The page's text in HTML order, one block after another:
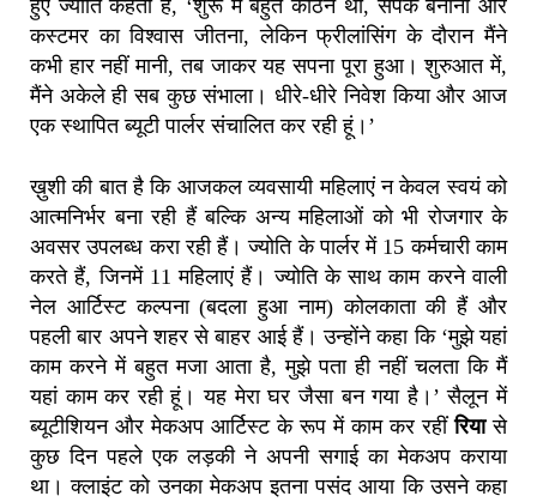
हुए ज्योति कहती हैं, ‘शुरू में बहुत कठिन था, संपर्क बनाना और
कस्टमर का विश्वास जीतना, लेकिन फ्रीलांसिंग के दौरान मैंने
कभी हार नहीं मानी, तब जाकर यह सपना पूरा हुआ। शुरुआत में,
मैंने अकेले ही सब कुछ संभाला। धीरे-धीरे निवेश किया और आज
एक स्थापित ब्यूटी पार्लर संचालित कर रही हूं।’
ख़ुशी की बात है कि आजकल व्यवसायी महिलाएं न केवल स्वयं को
आत्मनिर्भर बना रही हैं बल्कि अन्य महिलाओं को भी रोजगार के
अवसर उपलब्ध करा रही हैं। ज्योति के पार्लर में 15 कर्मचारी काम
करते हैं, जिनमें 11 महिलाएं हैं। ज्योति के साथ काम करने वाली
नेल आर्टिस्ट कल्पना (बदला हुआ नाम) कोलकाता की हैं और
पहली बार अपने शहर से बाहर आई हैं। उन्होंने कहा कि ‘मुझे यहां
काम करने में बहुत मजा आता है, मुझे पता ही नहीं चलता कि मैं
यहां काम कर रही हूं। यह मेरा घर जैसा बन गया है।’ सैलून में
ब्यूटीशियन और मेकअप आर्टिस्ट के रूप में काम कर रहींरियासे
कुछ दिन पहले एक लड़की ने अपनी सगाई का मेकअप कराया
था। क्लाइंट को उनका मेकअप इतना पसंद आया कि उसने कहा